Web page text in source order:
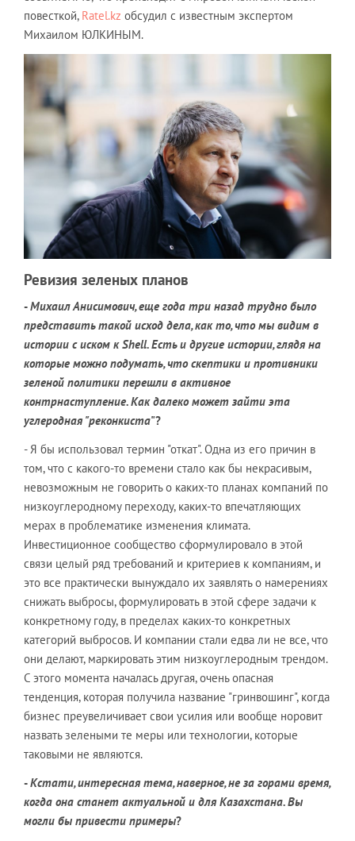
повесткой, Ratel.kz обсудил с известным экспертом
Михаилом ЮЛКИНЫМ.
Ревизия зеленых планов
-Михаил Анисимович, еще года три назад трудно было
представить такой исход дела, как то, что мы видим в
истории с иском к Shell. Есть и другие истории, глядя на
которые можно подумать, что скептики и противники
зеленой политики перешли в активное
контрнаступление. Как далеко может зайти эта
углеродная "реконкиста"?
- Я бы использовал термин "откат". Одна из его причин в
том, что с какого-то времени стало как бы некрасивым,
невозможным не говорить о каких-то планах компаний по
низкоуглеродному переходу, каких-то впечатляющих
мерах в проблематике изменения климата.
Инвестиционное сообщество сформулировало в этой
связи целый ряд требований и критериев к компаниям, и
это все практически вынуждало их заявлять о намерениях
снижать выбросы, формулировать в этой сфере задачи к
конкретному году, в пределах каких-то конкретных
категорий выбросов. И компании стали едва ли не все, что
они делают, маркировать этим низкоуглеродным трендом.
С этого момента началась другая, очень опасная
тенденция, которая получила название "гринвошинг", когда
бизнес преувеличивает свои усилия или вообще норовит
назвать зелеными те меры или технологии, которые
таковыми не являются.
-Кстати, интересная тема, наверное, не за горами время,
когда она станет актуальной и для Казахстана. Вы
могли бы привести примеры?